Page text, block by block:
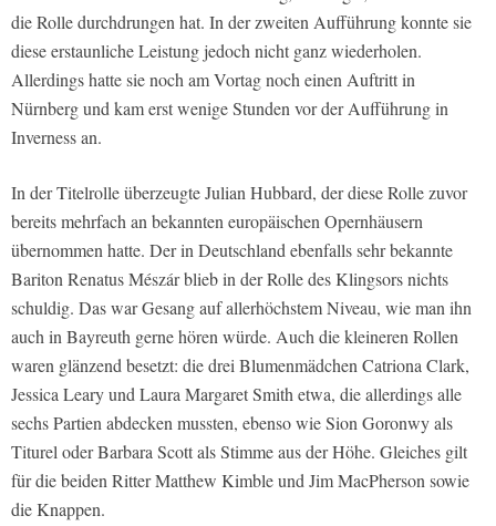
die Rolle durchdrungen hat. In der zweiten Aufführung konnte sie
diese erstaunliche Leistung jedoch nicht ganz wiederholen.
Allerdings hatte sie noch am Vortag noch einen Auftritt in
Nürnberg und kam erst wenige Stunden vor der Aufführung in
Inverness an.
In der Titelrolle überzeugte Julian Hubbard, der diese Rolle zuvor
bereits mehrfach an bekannten europäischen Opernhäusern
übernommen hatte. Der in Deutschland ebenfalls sehr bekannte
Bariton Renatus Mészár blieb in der Rolle des Klingsors nichts
schuldig. Das war Gesang auf allerhöchstem Niveau, wie man ihn
auch in Bayreuth gerne hören würde. Auch die kleineren Rollen
waren glänzend besetzt: die drei Blumenmädchen Catriona Clark,
Jessica Leary und Laura Margaret Smith etwa, die allerdings alle
sechs Partien abdecken mussten, ebenso wie Sion Goronwy als
Titurel oder Barbara Scott als Stimme aus der Höhe. Gleiches gilt
für die beiden Ritter Matthew Kimble und Jim MacPherson sowie
die Knappen.